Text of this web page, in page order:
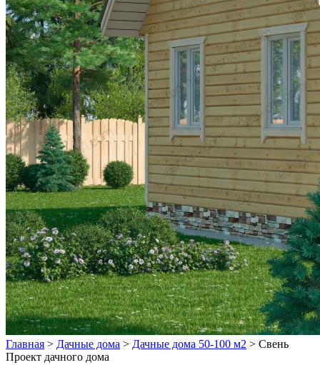
Главная > Дачные дома > Дачные дома 50-100 м2 > Свень
Проект дачного дома